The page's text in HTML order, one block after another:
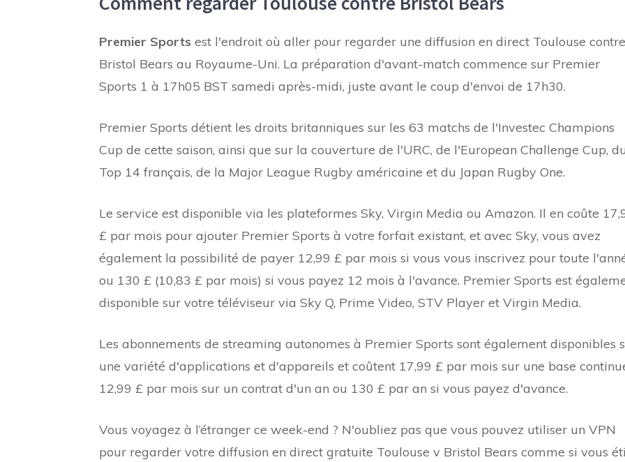
Premier Sports est l'endroit où aller pour regarder une diffusion en direct Toulouse contre
Bristol Bears au Royaume-Uni. La préparation d'avant-match commence sur Premier
Sports 1 à 17h05 BST samedi après-midi, juste avant le coup d'envoi de 17h30.
Premier Sports détient les droits britanniques sur les 63 matchs de l'Investec Champions
Cup de cette saison, ainsi que sur la couverture de l'URC, de l'European Challenge Cup, du
Top 14 français, de la Major League Rugby américaine et du Japan Rugby One.
Le service est disponible via les plateformes Sky, Virgin Media ou Amazon. Il en coûte
£ par mois pour ajouter Premier Sports à votre forfait existant, et avec Sky, vous avez
également la possibilité de payer 12,99 £ par mois si vous vous inscrivez pour toute
ou 130 £ (10,83 £ par mois) si vous payez 12 mois à l'avance. Premier Sports est
disponible sur votre téléviseur via Sky Q, Prime Video, STV Player et Virgin Media.
Les abonnements de streaming autonomes à Premier Sports sont également disponibles
une variété d'applications et d'appareils et coûtent 17,99 £ par mois sur une base
12,99 £ par mois sur un contrat d'un an ou 130 £ par an si vous payez d'avance.
Vous voyagez à l’étranger ce week-end ? N'oubliez pas que vous pouvez utiliser un VPN
pour regarder votre diffusion en direct gratuite Toulouse v Bristol Bears comme si vous